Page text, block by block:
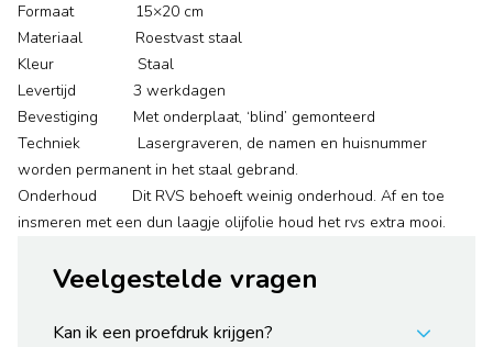
Formaat 15×20 cm
Materiaal Roestvast staal
Kleur Staal
Levertijd 3 werkdagen
Bevestiging Met onderplaat, ‘blind’ gemonteerd
Techniek Lasergraveren, de namen en huisnummer
worden permanent in het staal gebrand.
Onderhoud Dit RVS behoeft weinig onderhoud. Af en toe
insmeren met een dun laagje olijfolie houd het rvs extra mooi.
Veelgestelde vragen
Kan ik een proefdruk krijgen?